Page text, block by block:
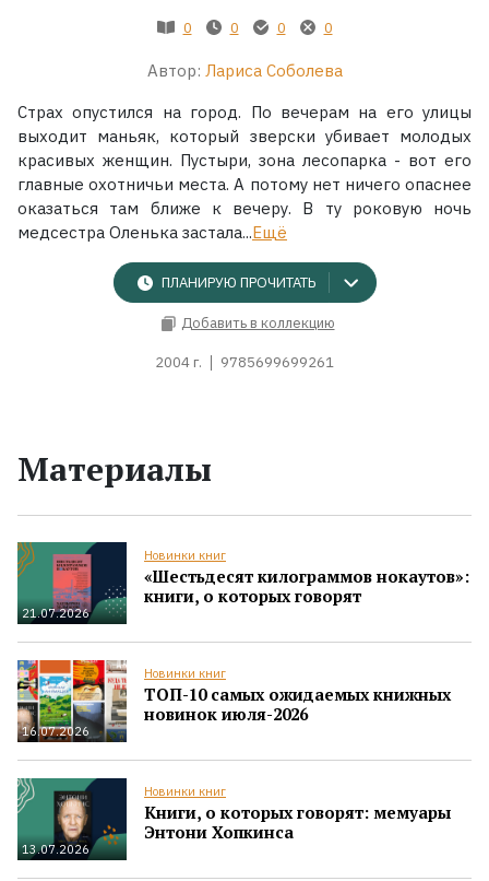
0 0 0 0
Автор: Лариса Соболева
Страх опустился на город. По вечерам на его улицы
выходит маньяк, который зверски убивает молодых
красивых женщин. Пустыри, зона лесопарка - вот его
главные охотничьи места. А потому нет ничего опаснее
оказаться там ближе к вечеру. В ту роковую ночь
медсестра Оленька застала...Ещё
ПЛАНИРУЮ ПРОЧИТАТЬ
Добавить в коллекцию
2004 г. 9785699699261
Материалы
21.07.2026
Новинки книг
«Шестьдесят килограммов нокаутов»:
книги, о которых говорят
16.07.2026
Новинки книг
ТОП-10 самых ожидаемых книжных
новинок июля-2026
13.07.2026
Новинки книг
Книги, о которых говорят: мемуары
Энтони Хопкинса